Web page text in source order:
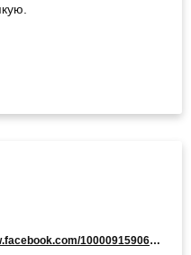
https://www.facebook.com/100009159062240